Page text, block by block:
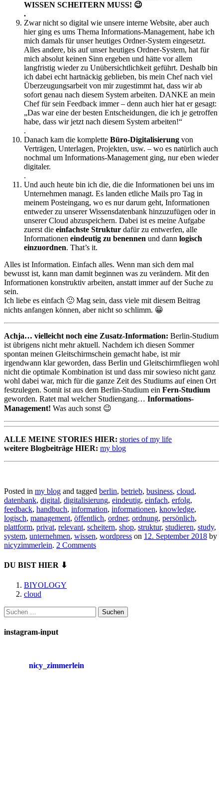
WISSEN SCHEITERN MUSS! 😉
.
Zwar nicht so digital wie unsere interne Website, aber auch
hier ging es ums Thema Informations-Management, habe ich
mich damals für unser heutiges Ordner-System eingesetzt.
Alles andere, bis auf unser heutiges Ordner-System, hat für
mich absolut keinen Sinn ergeben und hätte vor allem
langfristig wieder zu Unübersichtlichkeit geführt. Deshalb bin
ich dabei echt hartnäckig geblieben, bis mein Chef nach viel
Überzeugungsarbeit von mir zugestimmt hat, dass wir ab
sofort genau nach diesem System arbeiten. DANKE an mein
Chef für sein Feedback immer – denn auch hier hat er gesagt:
„Das war eine der besten Entscheidungen, die ich je getroffen
habe, dass wir jetzt nach diesem System arbeiten!“
.
Danach kam die komplette Büro-Digitalisierung von
Verträgen, Unterlagen, Projekten, usw. – wo es natürlich auch
nochmal um Informations-Management ging, nur eben wieder
digitaler.
.
Und auch heute bin ich die, die die Informationen bei uns im
Unternehmen managt. Es landen etliche Mails pro Tag in
meinem Posteingang, wo es nur darum geht, Informationen
entweder zu unserer Wissensdatenbank hinzuzufügen oder in
unserer Cloud abzuspeichern. Dabei ist es meine Aufgabe
zuerst die einfachste Struktur dafür zu entwerfen, alle
Informationen eindeutig zu benennen und dann logisch
einzuordnen. That’s it.
Alles ist Information. Einfach alles. Wenn man sich dem mal
bewusst ist, kann man damit beginnen was zu verändern. Mit den
Informationen konstruktiv arbeiten, anstatt immer auf der Suche zu
sein.
Ich liebe es einfach 🙂 Mag sein, dass viele mit diesem Beitrag
nichts anfangen können, aber nicht so schlimm. 😀
Achja… vielleicht noch eine Zusatz-Information: Berlin-Studium
ist übrigens nicht mehr aktuell. Nachdem ich diesen Sommer
spontan meinen Gleitschirmschein gemacht habe, ist mir
irgendwann klar geworden, dass Berlin und Gleitschirmfliegen wohl
nicht die optimale Kombination ist und dass mir sowieso nicht ganz
wohl dabei war, mich für die ganze Zeit des Studiums auf einen Ort
festzulegen. Somit ist aus dem Berlin-Studium ein Fern-Studium
geworden. Ratet mal welcher Studiengang… Informations-
Management! Was auch sonst 😉
ALLE MEINE STORIES HIER: stories of my life
weitere Blogbeiträge HIER: my blog
Posted in my blog and tagged berlin, betrieb, business, cloud,
datenbank, digital, digitalisierung, eindeutig, einfach, erfolg,
feedback, handbuch, information, informationen, knowledge,
logisch, management, öffentlich, ordner, ordnung, persönlich,
plattform, privat, relevant, scheitern, shop, struktur, studieren, study,
system, unternehmen, wissen, wordpress on 12. September 2018 by
nicyzimmerlein. 2 Comments
DU BIST HIER ⬇
BIYOLOGY
cloud
Suchen
nach:
instagram-input
nicy_zimmerlein